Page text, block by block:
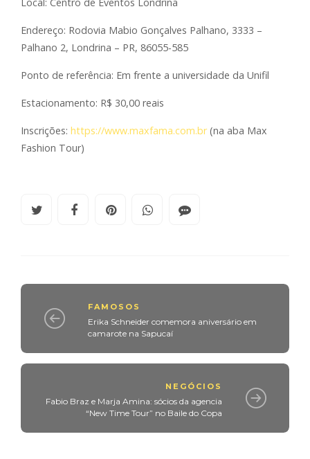
Endereço: Rodovia Mabio Gonçalves Palhano, 3333 –
Palhano 2, Londrina – PR, 86055-585
Ponto de referência: Em frente a universidade da Unifil
Estacionamento: R$ 30,00 reais
Inscrições: https://www.maxfama.com.br(na aba Max
Fashion Tour)
FAMOSOS
Erika Schneider comemora aniversário em
camarote na Sapucaí
NEGÓCIOS
Fabio Braz e Marja Amina: sócios da agencia
“New Time Tour” no Baile do Copa